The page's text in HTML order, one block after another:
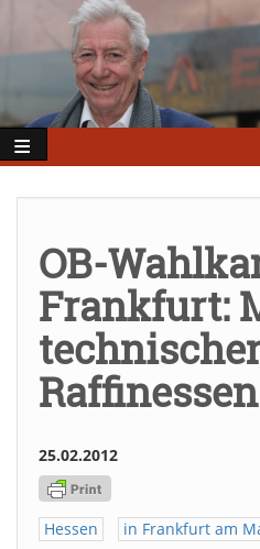
Inhalt
OB-
Frankfurt:
Raffinessen
25.02.2012
Hessen in Frankfurt am